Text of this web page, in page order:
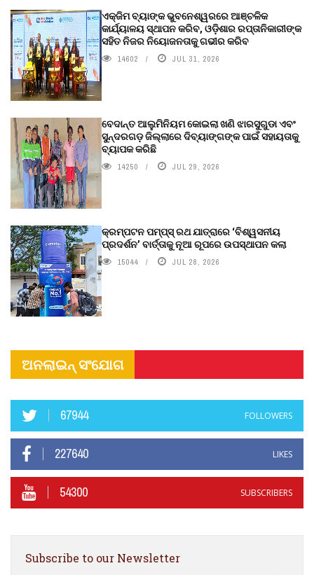
ଏକ୍ଜିମ ବ୍ୟାଙ୍କ ଭୁବନେଶ୍ୱରରେ ଆଞ୍ଚଳିକ
କାର୍ଯ୍ୟାଳୟ ସ୍ଥାପନ କରିବ, ଓଡ଼ିଶାର ରପ୍ତାନିକାରୀଙ୍କ
ସହିତ ନିଜର ନିୟୋଜନତାକୁ ଗଭୀର କରିବ
14602 JUL 31, 2026
ବେଦାନ୍ତ ଆଲୁମିନିୟମ କୋଇଲା ଖଣି ଝାରସୁଗୁଡା ଏବଂ
ସୁନ୍ଦରଗଡ଼ ଜିଲ୍ଲାରେ ଦିବ୍ୟାଙ୍ଗଙ୍କ ପାଇଁ ସହାୟତାକୁ
ବ୍ୟାପକ କରିଛି
14250 JUL 29, 2026
କ୍ରମ୍ପଟନ ପମ୍ପ୍‌ସ୍‌ ରଥ ଯାତ୍ରାରେ ‘ବିଶ୍ୱସନୀୟ
ପ୍ରଦର୍ଶନ’ ବାର୍ତ୍ତାକୁ ନୂଆ ରୂପରେ ଉପସ୍ଥାପନ କଲା
15044 JUL 28, 2026
ଅନଲାଇନ୍ ସଂଯୋଗ
67944 FOLLOWERS
227640 LIKES
54300 SUBSCRIBERS
Subscribe to our Newsletter